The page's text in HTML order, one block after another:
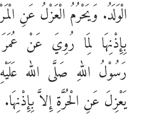
الْوَلَدُ. وَيَحْرُمُ الْعَزْلُ عَنِ
بِإِذْنِهَا لِمَا رُوِيَ عَنْ
رَسُوْلُ اللهِ صَلَّى الله
يَعْزِلَ عَنِ الْحُرَّةِ إِلاَّ بِإِذْنِهَا.